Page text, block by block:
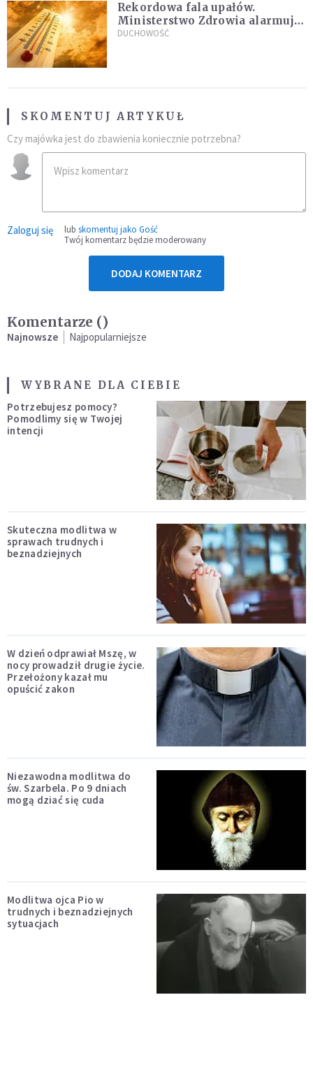
Rekordowa fala upałów.
Ministerstwo Zdrowia alarmuje
po doświadczeniach z czerwca
DUCHOWOŚĆ
SKOMENTUJ ARTYKUŁ
Czy majówka jest do zbawienia koniecznie potrzebna?
Zaloguj się lub skomentuj jako Gość
Twój komentarz będzie moderowany
DODAJ KOMENTARZ
Komentarze ()
Najnowsze Najpopularniejsze
WYBRANE DLA CIEBIE
Potrzebujesz pomocy?
Pomodlimy się w Twojej
intencji
Skuteczna modlitwa w
sprawach trudnych i
beznadziejnych
W dzień odprawiał Mszę, w
nocy prowadził drugie życie.
Przełożony kazał mu
opuścić zakon
Niezawodna modlitwa do
św. Szarbela. Po 9 dniach
mogą dziać się cuda
Modlitwa ojca Pio w
trudnych i beznadziejnych
sytuacjach